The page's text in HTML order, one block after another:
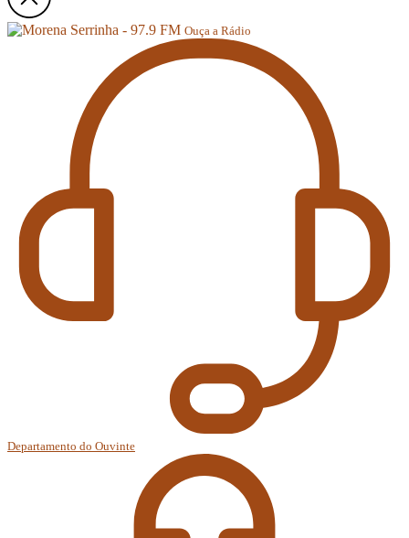
Ouça a Rádio
Departamento do Ouvinte